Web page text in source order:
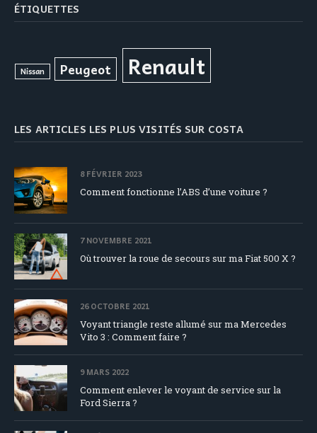
ÉTIQUETTES
Nissan Peugeot Renault
LES ARTICLES LES PLUS VISITÉS SUR COSTA
8 FÉVRIER 2023
Comment fonctionne l’ABS d’une voiture ?
7 NOVEMBRE 2021
Où trouver la roue de secours sur ma Fiat 500 X ?
26 OCTOBRE 2021
Voyant triangle reste allumé sur ma Mercedes
Vito 3 : Comment faire ?
9 MARS 2022
Comment enlever le voyant de service sur la
Ford Sierra ?